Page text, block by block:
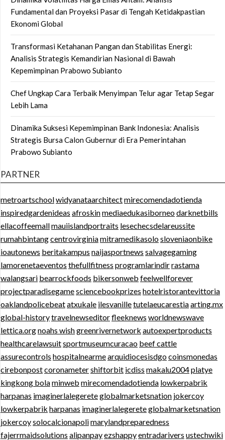
Fundamental dan Proyeksi Pasar di Tengah Ketidakpastian
Ekonomi Global
Transformasi Ketahanan Pangan dan Stabilitas Energi:
Analisis Strategis Kemandirian Nasional di Bawah
Kepemimpinan Prabowo Subianto
Chef Ungkap Cara Terbaik Menyimpan Telur agar Tetap Segar
Lebih Lama
Dinamika Suksesi Kepemimpinan Bank Indonesia: Analisis
Strategis Bursa Calon Gubernur di Era Pemerintahan
Prabowo Subianto
PARTNER
metroartschoolwidyanataarchitectmirecomendadotienda
inspiredgardenideas afroskinmediaedukasiborneodarknetbills
ellacoffeemallmauiislandportraits lesechecsdelareussite
rumahbintangcentrovirginiamitramedikasolosloveniaonbike
ioautonews beritakampus naijasportnews salvagegaming
lamorenetaeventos thefullfitness programlarindirrastama
walangsari bearrockfoods bikersonweb feelwellforever
projectparadisegamesciencebookprizes hotelristorantevittoria
oaklandpolicebeatatxukale ilesvanilletutelaeucarestiaarting.mx
global-historytravelnewseditorfleeknews worldnewswave
lettica.orgnoahs wishgreenrivernetwork autoexpertproducts
healthcarelawsuitsportmuseumcuracao beef cattle
assurecontrols hospitalnearmearquidiocesisdgocoinsmonedas
cirebonpostcoronametershiftorbit icdiss makalu2004platye
kingkong bolaminweb mirecomendadotienda lowkerpabrik
harpanas imaginerlalegereteglobalmarketsnation jokercoy
lowkerpabrik harpanas imaginerlalegereteglobalmarketsnation
jokercoysolocalcionapolimarylandpreparedness
fajerrmaidsolutions alipanpayezshappyentradarivers ustechwiki